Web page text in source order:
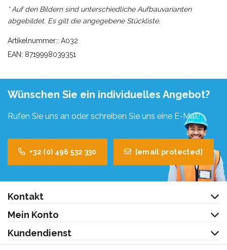
* Auf den Bildern sind unterschiedliche Aufbauvarianten
abgebildet. Es gilt die angegebene Stückliste.
Artikelnummer:: A032
EAN: 8719998039351
Wünschen Sie ein individuelles Angebot?
Rufen Sie uns an oder schreiben Sie uns eine E-Mail!
+32 (0) 496 532 330 [email protected]
Kontakt
Mein Konto
Kundendienst